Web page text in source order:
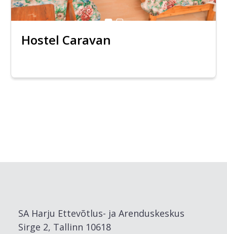
Hostel Caravan
SA Harju Ettevõtlus- ja Arenduskeskus
Sirge 2, Tallinn 10618